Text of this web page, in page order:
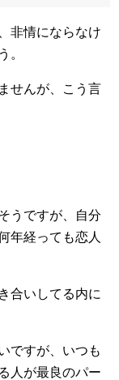
非情にならなけ
。
せんが、こう言
うですが、自分
年経っても恋人
合いしてる内に
ですが、いつも
人が最良のパー